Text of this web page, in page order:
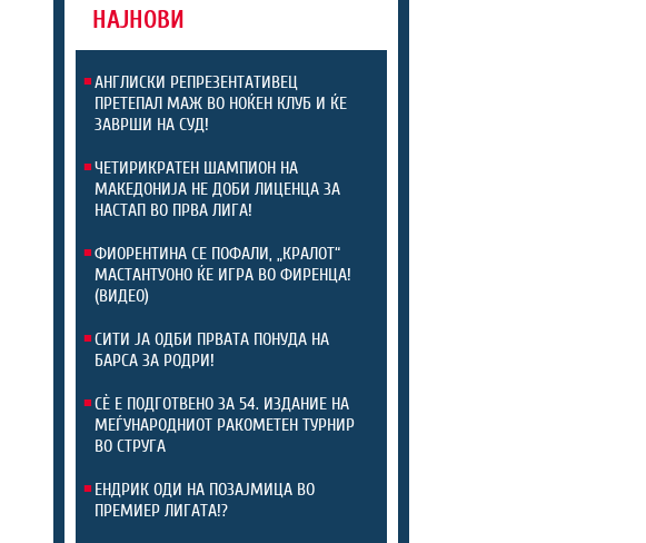
НАЈНОВИ
АНГЛИСКИ РЕПРЕЗЕНТАТИВЕЦ
ПРЕТЕПАЛ МАЖ ВО НОЌЕН КЛУБ И ЌЕ
ЗАВРШИ НА СУД!
ЧЕТИРИКРАТЕН ШАМПИОН НА
МАКЕДОНИЈА НЕ ДОБИ ЛИЦЕНЦА ЗА
НАСТАП ВО ПРВА ЛИГА!
ФИОРЕНТИНА СЕ ПОФАЛИ, „КРАЛОТ“
МАСТАНТУОНО ЌЕ ИГРА ВО ФИРЕНЦА!
(ВИДЕО)
СИТИ ЈА ОДБИ ПРВАТА ПОНУДА НА
БАРСА ЗА РОДРИ!
СЀ Е ПОДГОТВЕНО ЗА 54. ИЗДАНИЕ НА
МЕЃУНАРОДНИОТ РАКОМЕТЕН ТУРНИР
ВО СТРУГА
ЕНДРИК ОДИ НА ПОЗАЈМИЦА ВО
ПРЕМИЕР ЛИГАТА!?